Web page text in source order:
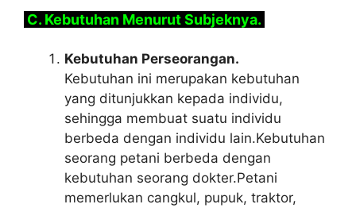
C. Kebutuhan Menurut Subjeknya.
Kebutuhan Perseorangan.
Kebutuhan ini merupakan kebutuhan
yang ditunjukkan kepada individu,
sehingga membuat suatu individu
berbeda dengan individu lain.Kebutuhan
seorang petani berbeda dengan
kebutuhan seorang dokter.Petani
memerlukan cangkul, pupuk, traktor,